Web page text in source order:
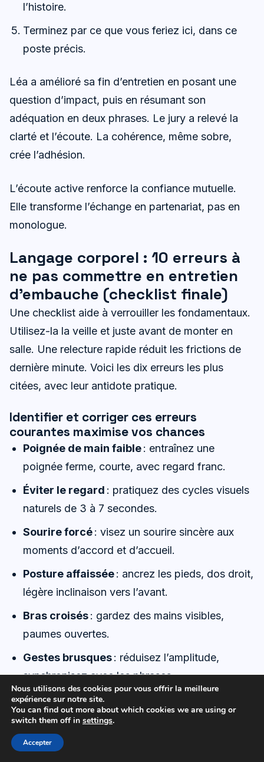
l’histoire.
Terminez par ce que vous feriez ici, dans ce
poste précis.
Léa a amélioré sa fin d’entretien en posant une
question d’impact, puis en résumant son
adéquation en deux phrases. Le jury a relevé la
clarté et l’écoute. La cohérence, même sobre,
crée l’adhésion.
L’écoute active renforce la confiance mutuelle.
Elle transforme l’échange en partenariat, pas en
monologue.
Langage corporel : 10 erreurs à
ne pas commettre en entretien
d’embauche (checklist finale)
Une checklist aide à verrouiller les fondamentaux.
Utilisez-la la veille et juste avant de monter en
salle. Une relecture rapide réduit les frictions de
dernière minute. Voici les dix erreurs les plus
citées, avec leur antidote pratique.
Identifier et corriger ces erreurs
courantes maximise vos chances
Poignée de main faible: entraînez une
poignée ferme, courte, avec regard franc.
Éviter le regard : pratiquez des cycles visuels
naturels de 3 à 7 secondes.
Sourire forcé: visez un sourire sincère aux
moments d’accord et d’accueil.
Posture affaissée: ancrez les pieds, dos droit,
légère inclinaison vers l’avant.
Bras croisés: gardez des mains visibles,
paumes ouvertes.
Gestes brusques: réduisez l’amplitude,
synchronisez avec les phrases.
Jouer avec un objet
de la table.
Tics nerveux
Nous utilisons des cookies pour vous offrir la meilleure
expérience sur notre site.
You can find out more about which cookies we are using or
switch them off in settings.
Accepter